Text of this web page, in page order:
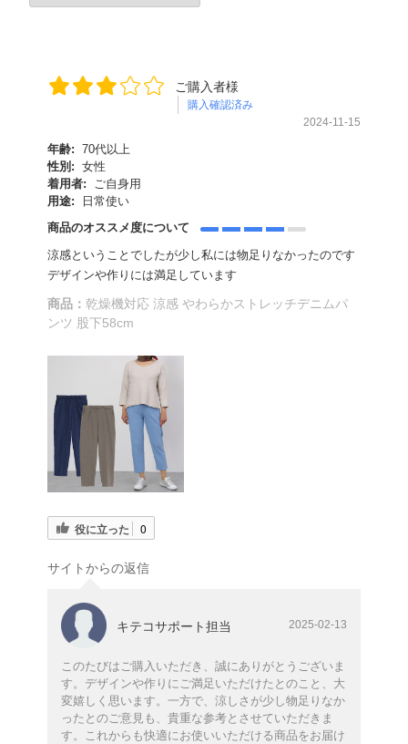
ご購入者様
購入確認済み
2024-11-15
年齢: 70代以上
性別: 女性
着用者:
ご自身用
用途:
日常使い
商品のオススメ度について
涼感ということでしたが少し私には物足りなかったのです
デザインや作りには満足しています
商品：乾燥機対応 涼感 やわらかストレッチデニムパ
ンツ 股下58cm
役に立った 0
サイトからの返信
キテコサポート担当 2025-02-13
このたびはご購入いただき、誠にありがとうございま
す。デザインや作りにご満足いただけたとのこと、大
変嬉しく思います。一方で、涼しさが少し物足りなか
ったとのご意見も、貴重な参考とさせていただきま
す。これからも快適にお使いいただける商品をお届け